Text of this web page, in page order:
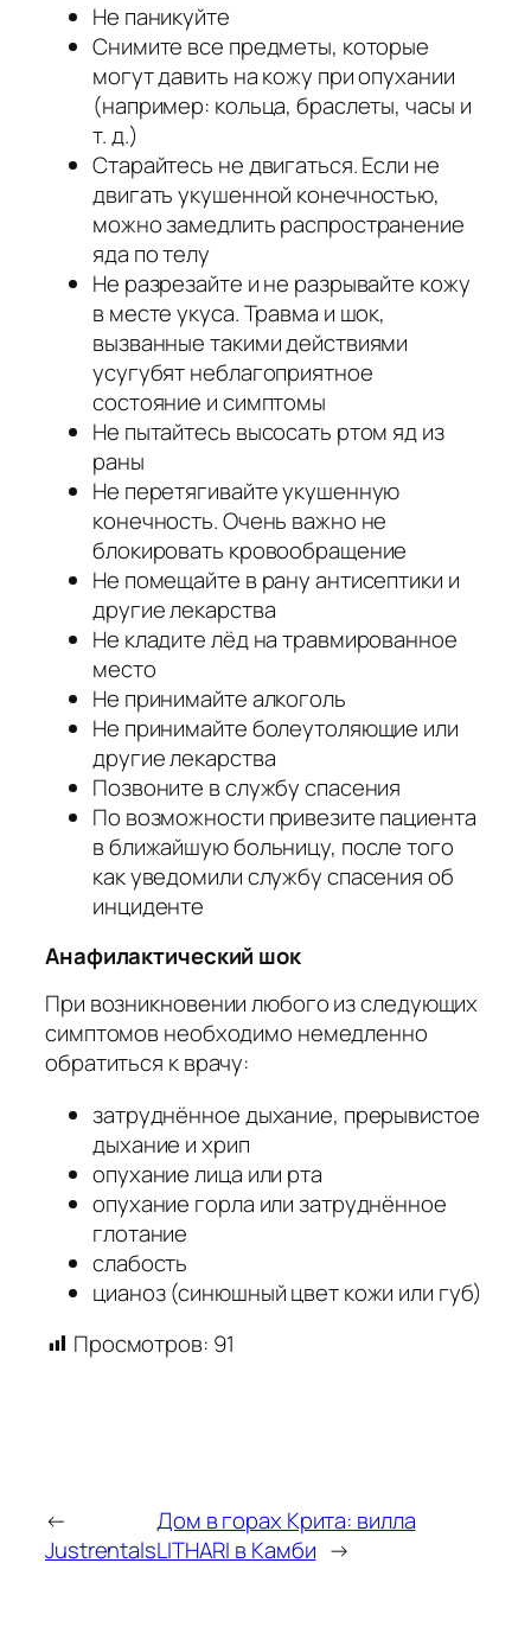
Не паникуйте
Снимите все предметы, которые
могут давить на кожу при опухании
(например: кольца, браслеты, часы и
т. д.)
Старайтесь не двигаться. Если не
двигать укушенной конечностью,
можно замедлить распространение
яда по телу
Не разрезайте и не разрывайте кожу
в месте укуса. Травма и шок,
вызванные такими действиями
усугубят неблагоприятное
состояние и симптомы
Не пытайтесь высосать ртом яд из
раны
Не перетягивайте укушенную
конечность. Очень важно не
блокировать кровообращение
Не помещайте в рану антисептики и
другие лекарства
Не кладите лёд на травмированное
место
Не принимайте алкоголь
Не принимайте болеутоляющие или
другие лекарства
Позвоните в службу спасения
По возможности привезите пациента
в ближайшую больницу, после того
как уведомили службу спасения об
инциденте
Анафилактический шок
При возникновении любого из следующих
симптомов необходимо немедленно
обратиться к врачу:
затруднённое дыхание, прерывистое
дыхание и хрип
опухание лица или рта
опухание горла или затруднённое
глотание
слабость
цианоз (синюшный цвет кожи или губ)
Просмотров: 91
←
Justrentals
Дом в горах Крита: вилла
LITHARI в Камби →